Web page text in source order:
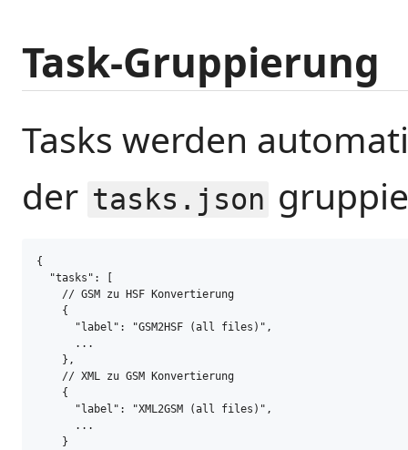
Task-Gruppierung
Tasks werden
der tasks.json
{
  "tasks": [
    // GSM zu HSF Konvertierung
    {
      "label": "GSM2HSF (all files)",
      ...
    },
    // XML zu GSM Konvertierung
    {
      "label": "XML2GSM (all files)",
      ...
    }